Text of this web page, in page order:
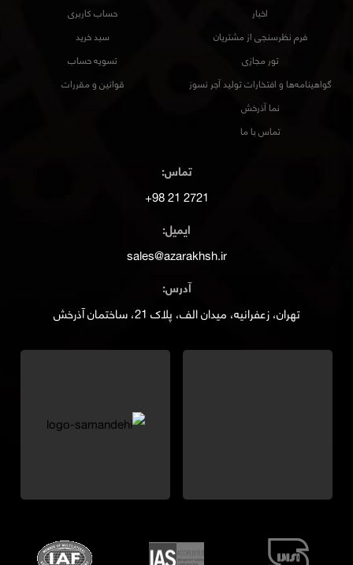
اخبار
فرم نظرسنجی از مشتریان
تور مجازی
گواهینامه‌ها و افتخارات تولید آجر نسوز
نما آذرخش
تماس با ما
حساب کاربری
سبد خرید
تسویه حساب
قوانین و مقررات
تماس:
2721 21 98+
ایمیل:
sales@azarakhsh.ir
آدرس:
تهران، زعفرانیه، میدان الف، پلاک 21، ساختمان آذرخش